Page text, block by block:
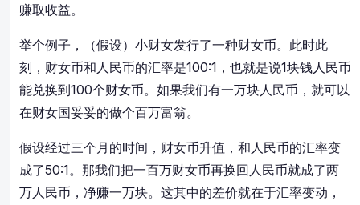
赚取收益。
举个例子，（假设）小财女发行了一种财女币。此时此
刻，财女币和人民币的汇率是100:1，也就是说1块钱人民币
能兑换到100个财女币。如果我们有一万块人民币，就可以
在财女国妥妥的做个百万富翁。
假设经过三个月的时间，财女币升值，和人民币的汇率变
成了50:1。那我们把一百万财女币再换回人民币就成了两
万人民币，净赚一万块。这其中的差价就在于汇率变动，